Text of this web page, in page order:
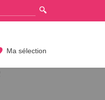
Ma sélection